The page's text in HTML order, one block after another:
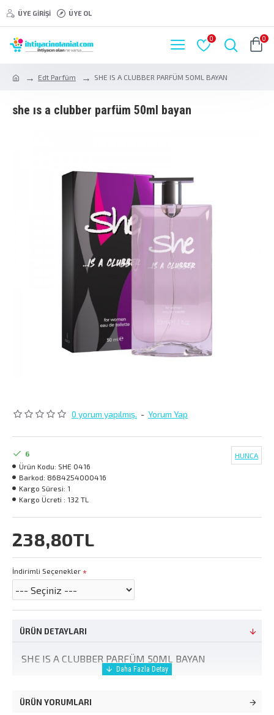
ÜYE GIRIŞI ÜYE OL
0 0
Edt Parfüm SHE IS A CLUBBER PARFÜM 50ML BAYAN
she is a clubber parfüm 50ml bayan
0 yorum yapılmış. - Yorum Yap
238,80TL
6
Ürün Kodu: SHE 0416
Barkod: 8684254000416
Kargo Süresi: 1
Kargo Ücreti : 132 TL
HUNCA
İndirimli Seçenekler
ÜRÜN DETAYLARI
SHE IS A CLUBBER PARFÜM 50ML BAYAN
ÜRÜN YORUMLARI